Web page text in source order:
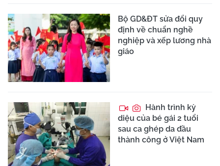
Bộ GD&ĐT sửa đổi quy
định về chuẩn nghề
nghiệp và xếp lương nhà
giáo
Hành trình kỳ
diệu của bé gái 2 tuổi
sau ca ghép da đầu
thành công ở Việt Nam